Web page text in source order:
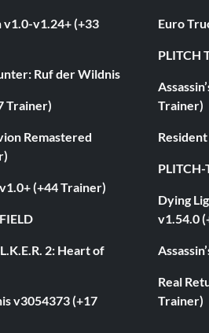
v1.0-v1.24+ (+33
Ruf der Wildnis
Trainer)
Remastered
(+44 Trainer)
2: Heart of
v3054373 (+17
Euro
PLITCH
Trainer)
Dying
v1.54.0
Real
Trainer)